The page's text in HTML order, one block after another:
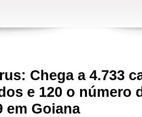
Chega a 4.733
e 120 o número
em Goiana